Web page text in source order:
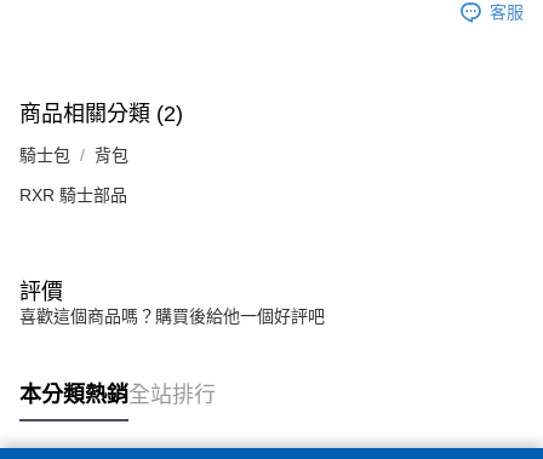
客服
商品相關分類 (2)
騎士包 背包
RXR 騎士部品
評價
喜歡這個商品嗎？購買後給他一個好評吧
本分類熱銷全站排行